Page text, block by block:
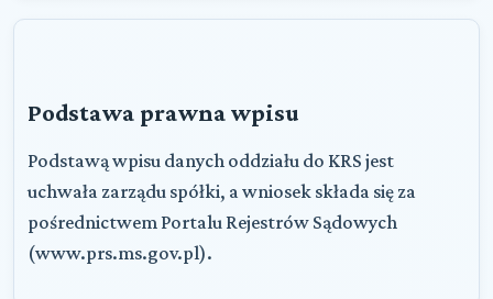
Podstawa prawna wpisu
Podstawą wpisu danych oddziału do KRS jest
uchwała zarządu spółki, a wniosek składa się za
pośrednictwem Portalu Rejestrów Sądowych
(www.prs.ms.gov.pl).